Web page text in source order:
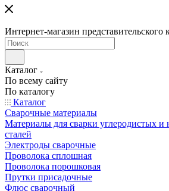
Интернет-магазин представительского
Каталог
По всему сайту
По каталогу
Каталог
Сварочные материалы
Материалы для сварки углеродистых и
сталей
Электроды сварочные
Проволока сплошная
Проволока порошковая
Прутки присадочные
Флюс сварочный